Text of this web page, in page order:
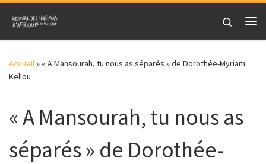
Skip to content
Search
Accueil» « A Mansourah, tu nous as séparés » de Dorothée-Myriam
Kellou
« A Mansourah, tu nous as
séparés » de Dorothée-